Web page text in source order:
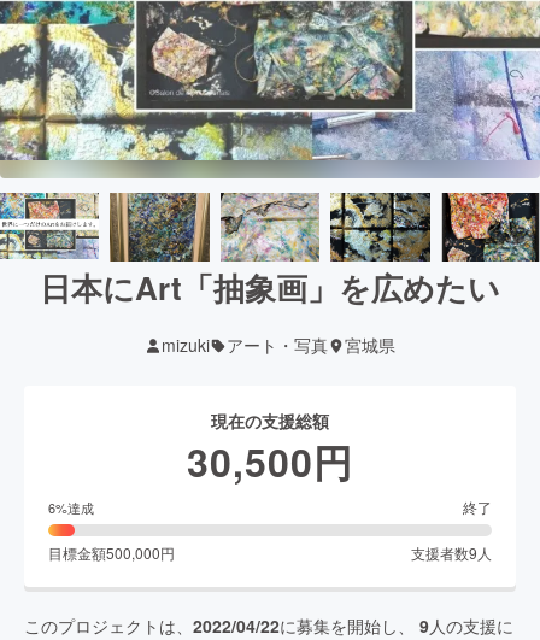
日本にArt「抽象画」を広めたい
mizuki アート・写真 宮城県
現在の支援総額
30,500円
6%達成 終了
目標金額500,000円 支援者数9 人
このプロジェクトは、 2022/04/22に募集を開始し、 9人の支援に